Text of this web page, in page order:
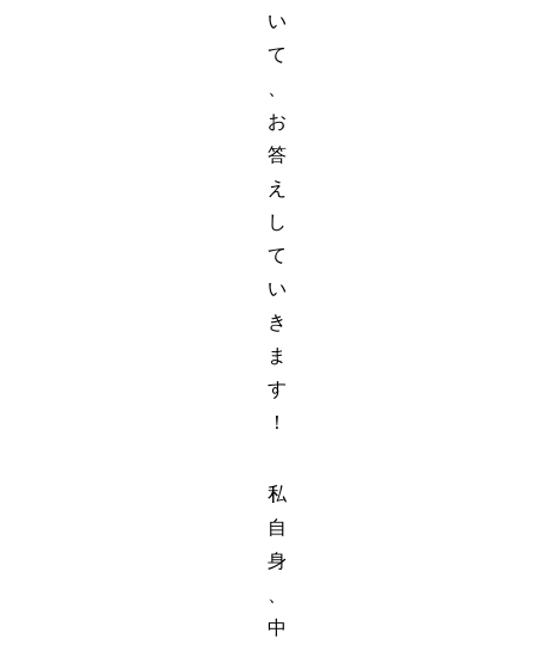
い
て
お
答
え
し
て
い
き
ま
す
！
私
自
身
中